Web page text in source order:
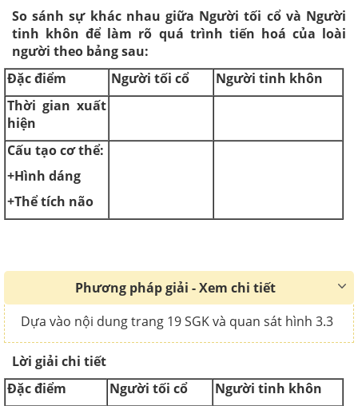
So sánh sự khác nhau giữa Người tối cổ và Người
tinh khôn để làm rõ quá trình tiến hoá của loài
người theo bảng sau:
Đặc điểm
Người tối cổ
Người tinh khôn
Thời gian xuất
hiện
Cấu tạo cơ thể:
+Hình dáng
+Thể tích não
Phương pháp giải - Xem chi tiết
Dựa vào nội dung trang 19 SGK và quan sát hình 3.3
Lời giải chi tiết
Đặc điểm
Người tối cổ
Người tinh khôn